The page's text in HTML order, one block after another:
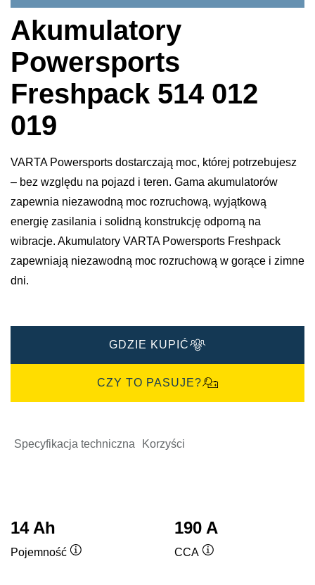
Akumulatory
Powersports
Freshpack 514 012
019
VARTA Powersports dostarczają moc, której potrzebujesz
– bez względu na pojazd i teren. Gama akumulatorów
zapewnia niezawodną moc rozruchową, wyjątkową
energię zasilania i solidną konstrukcję odporną na
wibracje. Akumulatory VARTA Powersports Freshpack
zapewniają niezawodną moc rozruchową w gorące i zimne
dni.
GDZIE KUPIĆ
CZY TO PASUJE?
Specyfikacja techniczna Korzyści
14 Ah
Pojemność
190 A
CCA